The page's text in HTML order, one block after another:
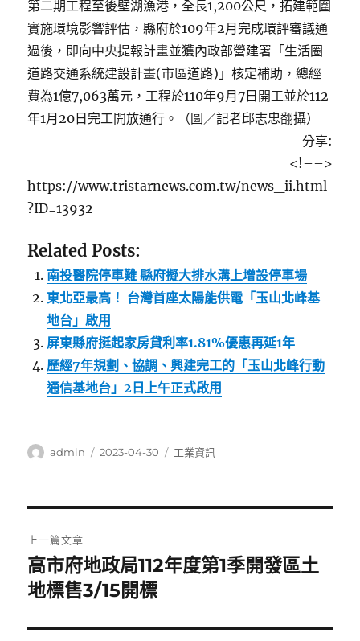
第二期工程至後壁湖漁港，全長1,200公尺，拓建範圍
實施環境影響評估，縣府於109年2月完成環評審議通
過後，即向中央提報計畫並獲內政部營建署「生活圈
道路交通系統建設計畫(市區道路)」核定補助，總經
費為1億7,063萬元，工程於110年9月7日開工並於112
年1月20日完工開放通行。（圖／記者邱志忠翻攝）
分享:
<!––>
https://www.tristarnews.com.tw/news_ii.html
?ID=13932
Related Posts:
南投醫院停車難 縣府擬大排水溝上增設停車場
東北亞最高！ 台灣首座太陽能供電「玉山北峰基
地台」啟用
屏東縣府挺起家房貸利率1.81%優惠再延1年
歷經7年規劃、協調、興建完工的「玉山北峰行動
通信基地台」2日上午正式啟用
作
admin
發
2023-04-30
分
工業資訊
章
導
覽
上一篇文章
上
一
文
高市府地政局112年度第1季開發區土
地標售3/15開標